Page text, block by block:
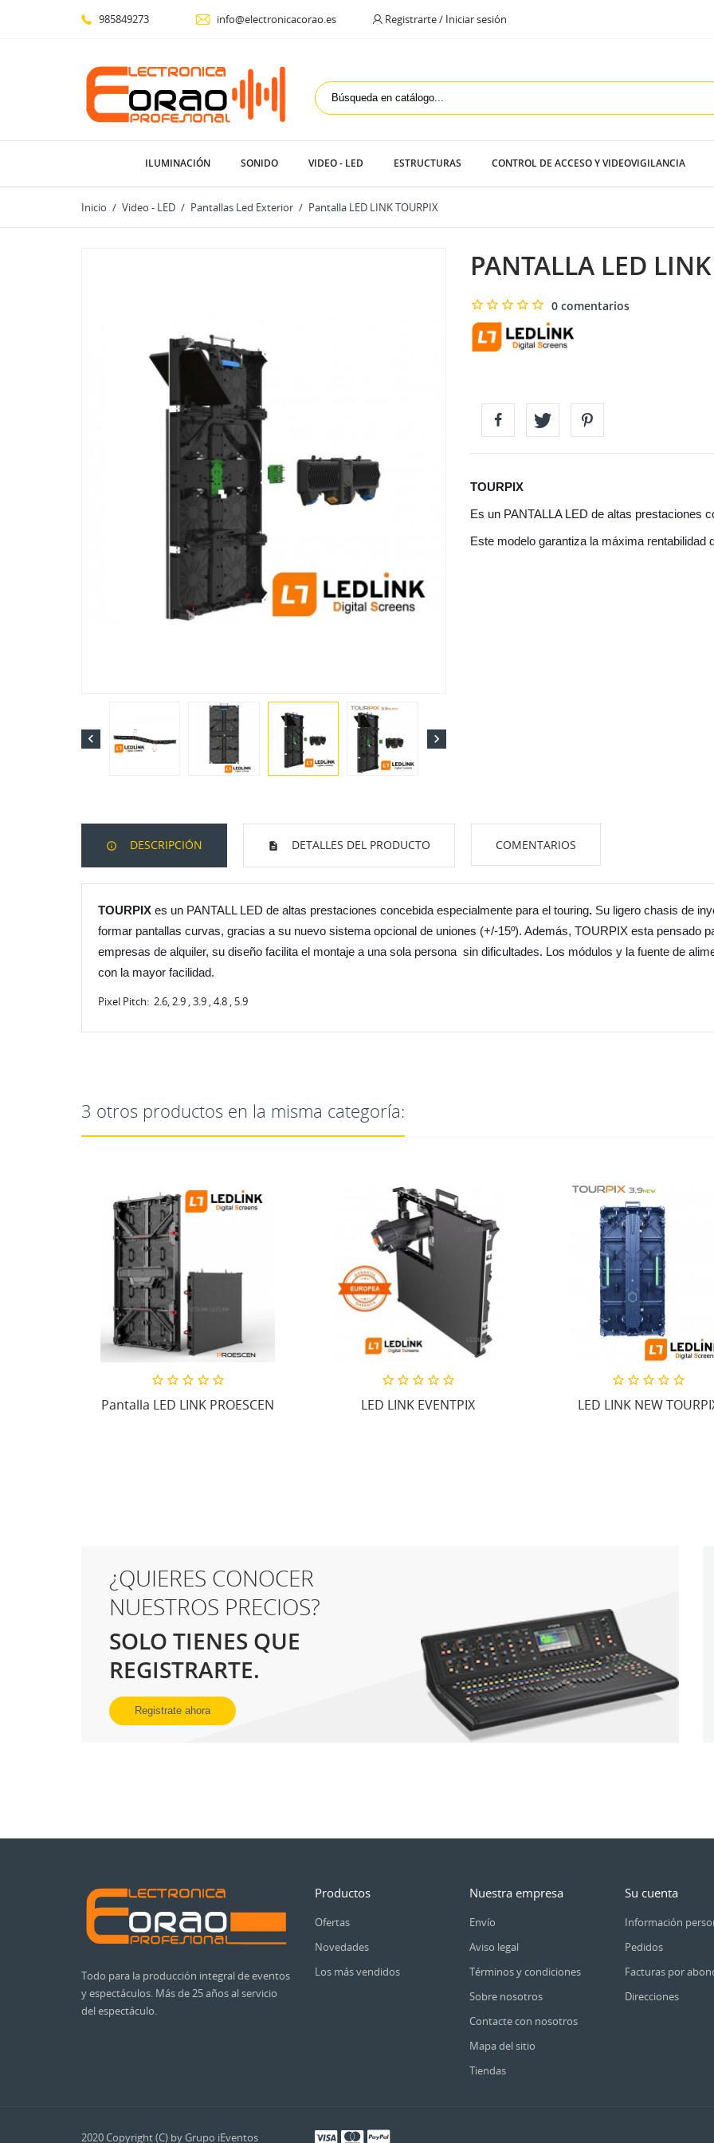
985849273 info@electronicacorao.es Registrarte / Iniciar sesión
ILUMINACIÓN SONIDO VIDEO - LED ESTRUCTURAS CONTROL DE ACCESO Y VIDEOVIGILANCIA
Inicio Video - LED Pantallas Led Exterior Pantalla LED LINK TOURPIX
 
PANTALLA LED
0 comentarios
TOURPIX
Es un PANTALLA LED de altas prestaciones
Este modelo garantiza la máxima rentabilidad
DESCRIPCIÓN DETALLES DEL PRODUCTO COMENTARIOS
TOURPIX es un PANTALL LED de altas prestaciones concebida especialmente para el touring. Su ligero chasis de
formar pantallas curvas, gracias a su nuevo sistema opcional de uniones (+/-15º). Además, TOURPIX esta pensado
empresas de alquiler, su diseño facilita el montaje a una sola persona sin dificultades. Los módulos y la fuente de
con la mayor facilidad.
Pixel Pitch: 2.6, 2.9 , 3.9 , 4.8 , 5.9
3 otros productos en la misma categoría:
Pantalla LED LINK PROESCEN LED LINK EVENTPIX LED LINK NEW
¿QUIERES CONOCER
NUESTROS PRECIOS?
SOLO TIENES QUE
REGISTRARTE.
Registrate ahora
Todo para la producción integral de eventos
y espectáculos. Más de 25 años al servicio
del espectáculo.
Productos
Ofertas
Novedades
Los más vendidos
Nuestra empresa
Envío
Aviso legal
Términos y condiciones
Sobre nosotros
Contacte con nosotros
Mapa del sitio
Tiendas
Su cuenta
Información
Pedidos
Facturas por
Direcciones
2020 Copyright (C) by Grupo iEventos